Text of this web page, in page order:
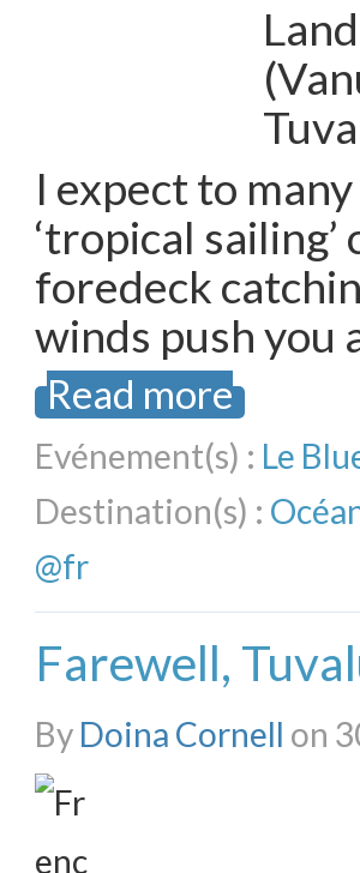
I expect to
‘tropical
foredeck
winds push you
Read more
Evénement(s) : Le
Destination(s) :
@fr
Farewell,
By Doina Cornell on